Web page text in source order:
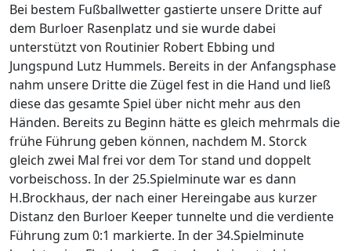
Bei bestem Fußballwetter gastierte unsere Dritte auf
dem Burloer Rasenplatz und sie wurde dabei
unterstützt von Routinier Robert Ebbing und
Jungspund Lutz Hummels. Bereits in der Anfangsphase
nahm unsere Dritte die Zügel fest in die Hand und ließ
diese das gesamte Spiel über nicht mehr aus den
Händen. Bereits zu Beginn hätte es gleich mehrmals die
frühe Führung geben können, nachdem M. Storck
gleich zwei Mal frei vor dem Tor stand und doppelt
vorbeischoss. In der 25.Spielminute war es dann
H.Brockhaus, der nach einer Hereingabe aus kurzer
Distanz den Burloer Keeper tunnelte und die verdiente
Führung zum 0:1 markierte. In der 34.Spielminute